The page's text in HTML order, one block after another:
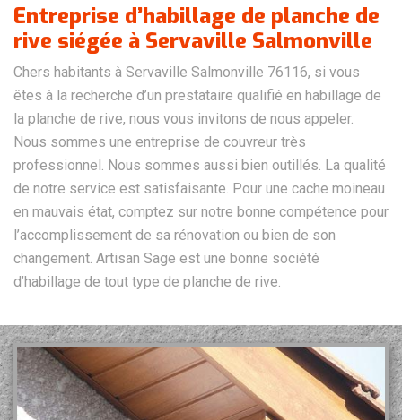
Entreprise d’habillage de planche de
rive siégée à Servaville Salmonville
Chers habitants à Servaville Salmonville 76116, si vous
êtes à la recherche d’un prestataire qualifié en habillage de
la planche de rive, nous vous invitons de nous appeler.
Nous sommes une entreprise de couvreur très
professionnel. Nous sommes aussi bien outillés. La qualité
de notre service est satisfaisante. Pour une cache moineau
en mauvais état, comptez sur notre bonne compétence pour
l’accomplissement de sa rénovation ou bien de son
changement. Artisan Sage est une bonne société
d’habillage de tout type de planche de rive.